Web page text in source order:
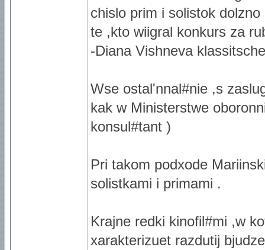
chislo prim i solistok
te ,kto wiigral konkurs za
-Diana Vishneva
Wse ostal'nnal#nie ,s
kak w Ministerstwe
konsul#tant )
Pri takom podxode
solistkami i primami .
Krajne redki kinofil#mi ,w
xarakterizuet razdutij